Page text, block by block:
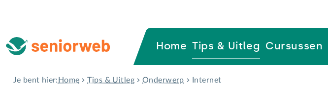
Home Tips & Uitleg Cursussen
Je bent hier: Home Tips & Uitleg Onderwerp Internet